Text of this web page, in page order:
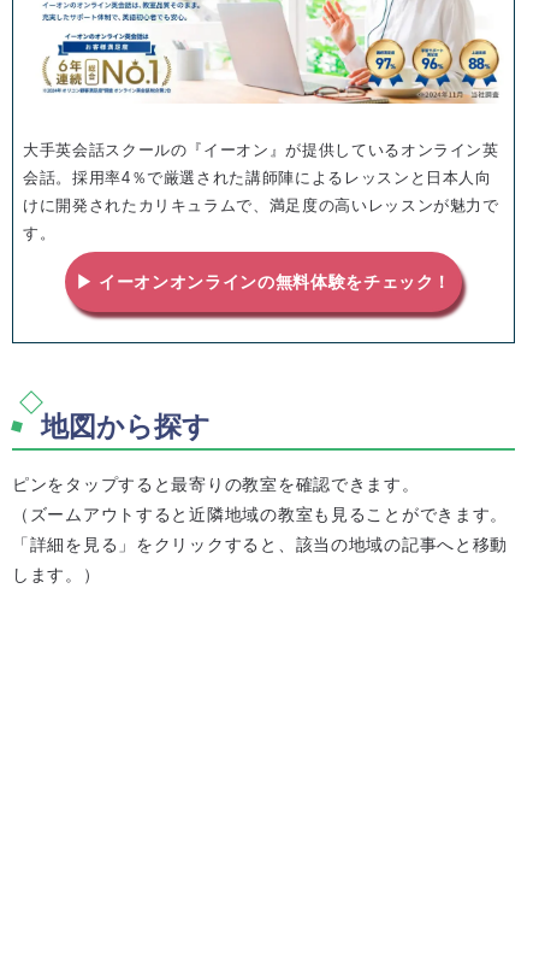
大手英会話スクールの『イーオン』が提供しているオンライン英
会話。採用率4％で厳選された講師陣によるレッスンと日本人向
けに開発されたカリキュラムで、満足度の高いレッスンが魅力で
す。
▶ イーオンオンラインの無料体験をチェック！
地図から探す
ピンをタップすると最寄りの教室を確認できます。
（ズームアウトすると近隣地域の教室も見ることができます。
「詳細を見る」をクリックすると、該当の地域の記事へと移動
します。）